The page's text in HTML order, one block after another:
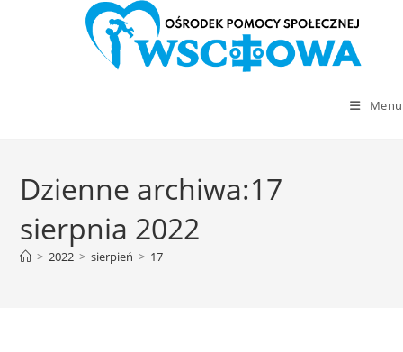
content
Menu
Dzienne archiwa:17
sierpnia 2022
> 2022 > sierpień > 17